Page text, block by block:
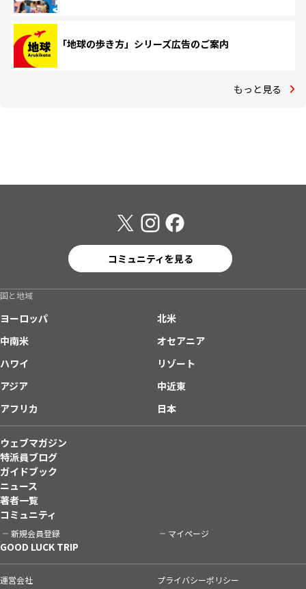
「地球の歩き方」シリーズ広告のご案内
もっと見る
コミュニティを見る
国と地域
ヨーロッパ
北米
中南米
オセアニア
ハワイ
リゾート
アジア
中近東
アフリカ
日本
ウェブマガジン
特派員ブログ
ガイドブック
ニュース
著者一覧
コミュニティ
新規会員登録 マイページ
GOOD LUCK TRIP
運営会社 プライバシーポリシー